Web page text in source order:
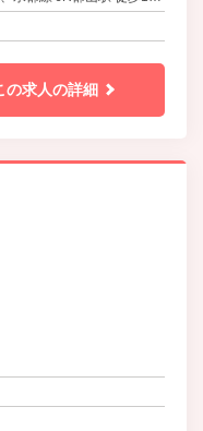
の求人の詳細